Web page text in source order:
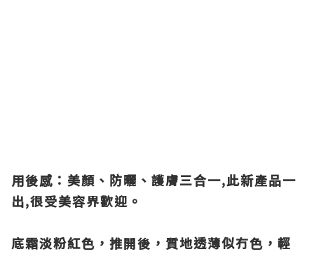
用後感：美顏、防曬、護膚三合一,此新產品一
出,很受美容界歡迎。
底霜淡粉紅色，推開後，質地透薄似冇色，輕